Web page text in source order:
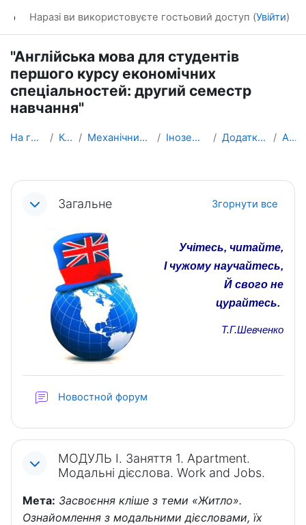
Наразі ви використовуєте гостьовий доступ (Увійти)
"Англійська мова для студентів
першого курсу економічних
спеціальностей: другий семестр
навчання"
На головну Курси Механічний факультет Іноземних мов Додаткові курси АМЕК
Схема розділу
Загальне Згорнути все
Учітесь, читайте,
І чужому научайтесь,
Й свого не
цурайтесь.
Т.Г.Шевченко
Новостной форум
МОДУЛЬ I. Заняття 1. Apartment.
Модальні дієслова. Work and Jobs.
Мета: Засвоєння кліше з теми «Житло».
Ознайомлення з модальними дієсловами, їх